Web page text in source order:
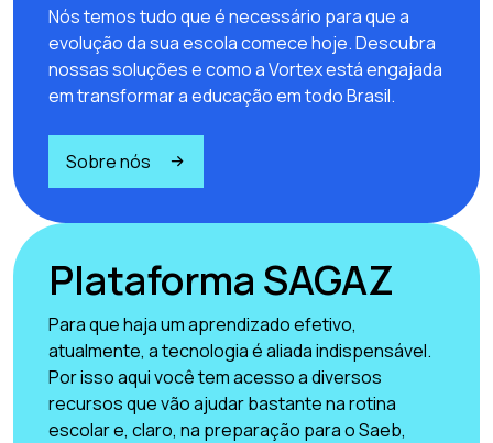
Nós temos tudo que é necessário para que a
evolução da sua escola comece hoje. Descubra
nossas soluções e como a Vortex está engajada
em transformar a educação em todo Brasil.
Sobre nós
Plataforma SAGAZ
Para que haja um aprendizado efetivo,
atualmente, a tecnologia é aliada indispensável.
Por isso aqui você tem acesso a diversos
recursos que vão ajudar bastante na rotina
escolar e, claro, na preparação para o Saeb,